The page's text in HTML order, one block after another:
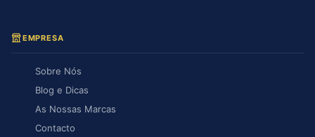
EMPRESA
Sobre Nós
Blog e Dicas
As Nossas Marcas
Contacto